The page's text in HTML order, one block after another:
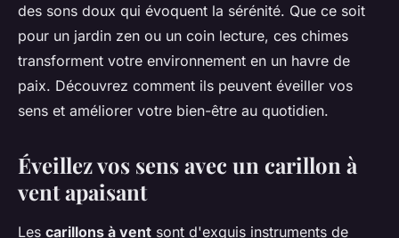
des sons doux qui évoquent la sérénité. Que ce soit
pour un jardin zen ou un coin lecture, ces chimes
transforment votre environnement en un havre de
paix. Découvrez comment ils peuvent éveiller vos
sens et améliorer votre bien-être au quotidien.
Éveillez vos sens avec un carillon à
vent apaisant
Les carillons à vent sont d'exquis instruments de